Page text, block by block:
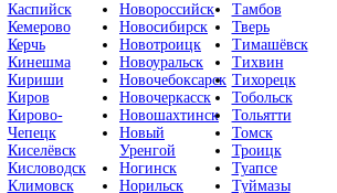
Каспийск
Кемерово
Керчь
Кинешма
Кириши
Киров
Кирово-
Чепецк
Киселёвск
Кисловодск
Климовск
Новороссийск
Новосибирск
Новотроицк
Новоуральск
Новочебоксарск
Новочеркасск
Новошахтинск
Новый
Уренгой
Ногинск
Норильск
Тамбов
Тверь
Тимашёвск
Тихвин
Тихорецк
Тобольск
Тольятти
Томск
Троицк
Туапсе
Туймазы